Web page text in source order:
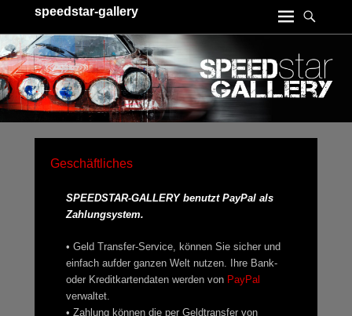
speedstar-gallery
Geschäftliches
SPEEDSTAR-GALLERY benutzt PayPal als
Zahlungsystem.
• Geld Transfer-Service, können Sie sicher und
einfach aufder ganzen Welt nutzen. Ihre Bank-
oder Kreditkartendaten werden von PayPal
verwaltet.
• Zahlung können die per Geldtransfer von